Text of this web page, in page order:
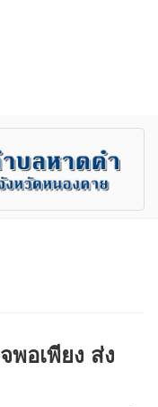
พอเพียง ส่ง